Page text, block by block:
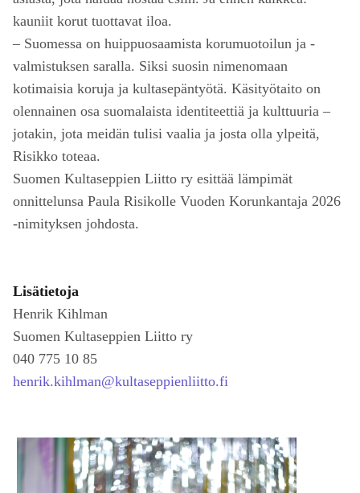
kauniit korut tuottavat iloa.
– Suomessa on huippuosaamista korumuotoilun ja -
valmistuksen saralla. Siksi suosin nimenomaan
kotimaisia koruja ja kultasepäntyötä. Käsityötaito on
olennainen osa suomalaista identiteettiä ja kulttuuria –
jotakin, jota meidän tulisi vaalia ja josta olla ylpeitä,
Risikko toteaa.
Suomen Kultaseppien Liitto ry esittää lämpimät
onnittelunsa Paula Risikolle Vuoden Korunkantaja 2026
-nimityksen johdosta.
Lisätietoja
Henrik Kihlman
Suomen Kultaseppien Liitto ry
040 775 10 85
henrik.kihlman@kultaseppienliitto.fi